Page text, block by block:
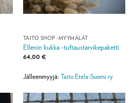
TAITO SHOP -MYYMÄLÄT
Ellenin kukka -tuftaustarvikepaketti
64,00 €
Jälleenmyyjä: Taito Etela-Suomi ry